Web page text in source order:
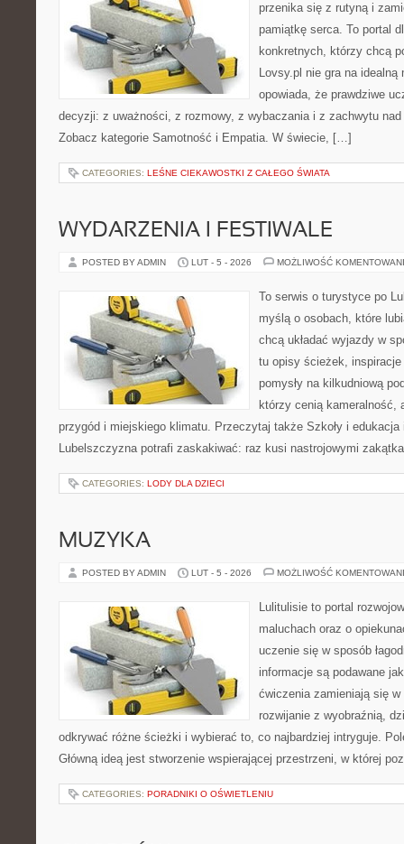
przenika się z rutyną i
pamiątkę serca. To portal
konkretnych, którzy chcą
Lovsy.pl nie gra na idealną
opowiada, że prawdziwe
decyzji: z uważności, z rozmowy, z wybaczania i z zachwytu
Zobacz kategorie Samotność i Empatia. W świecie, […]
CATEGORIES: LEŚNE CIEKAWOSTKI Z CAŁEGO ŚWIATA
WYDARZENIA I FESTIWALE
POSTED BY ADMIN LUT - 5 - 2026 MOŻLIWOŚĆ
To serwis o turystyce po
myślą o osobach, które
chcą układać wyjazdy w
tu opisy ścieżek,
pomysły na kilkudniową
którzy cenią kameralność,
przygód i miejskiego klimatu. Przeczytaj także Szkoły i edukacja
Lubelszczyzna potrafi zaskakiwać: raz kusi nastrojowymi
CATEGORIES: LODY DLA DZIECI
MUZYKA
POSTED BY ADMIN LUT - 5 - 2026 MOŻLIWOŚĆ
Lulitulisie to portal
maluchach oraz o
uczenie się w sposób
informacje są podawane
ćwiczenia zamieniają się w
rozwijanie z wyobraźnią,
odkrywać różne ścieżki i wybierać to, co najbardziej intryguje.
Główną ideą jest stworzenie wspierającej przestrzeni, w której
CATEGORIES: PORADNIKI O OŚWIETLENIU